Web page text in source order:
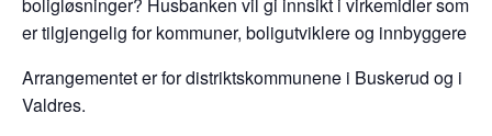
boligløsninger? Husbanken vil gi innsikt i virkemidler som
er tilgjengelig for kommuner, boligutviklere og innbyggere
Arrangementet er for distriktskommunene i Buskerud og i
Valdres.